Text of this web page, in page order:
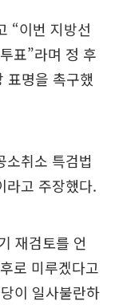
“이번 지방선
표”라며 정 후
표명을 촉구했
취소 특검법
라고 주장했다.
재검토를 언
로 미루겠다고
이 일사불란하